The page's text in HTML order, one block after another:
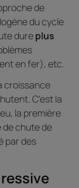
de
du cycle
dureplus
en fer), etc.
croissance
C'est la
la première
de chute de
par des